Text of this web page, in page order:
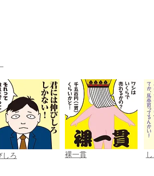
ろ 裸一貫